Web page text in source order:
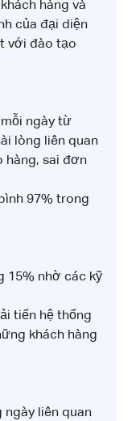
hàng và
của đại diện
với đào tạo
ngày từ
lòng liên quan
hàng, sai đơn
97% trong
15% nhờ các kỹ
tiến hệ thống
khách hàng
ngày liên quan